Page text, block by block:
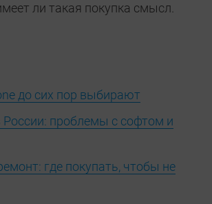
ли такая покупка смысл.
до сих пор выбирают
России: проблемы с софтом и
где покупать, чтобы не